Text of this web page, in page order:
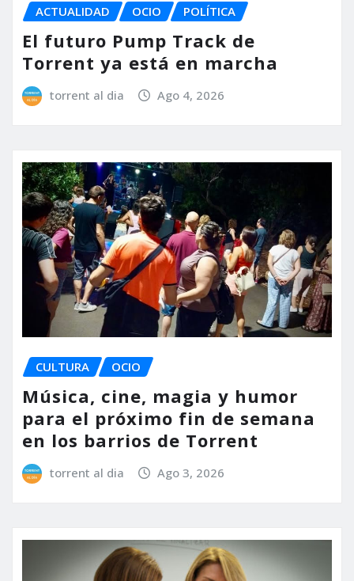
ACTUALIDAD OCIO POLÍTICA
El futuro Pump Track de
Torrent ya está en marcha
torrent al dia Ago 4, 2026
CULTURA OCIO
Música, cine, magia y humor
para el próximo fin de semana
en los barrios de Torrent
torrent al dia Ago 3, 2026